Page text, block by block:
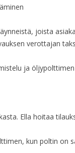
joista
verottajan
ja
Ella hoitaa
kun poltin on